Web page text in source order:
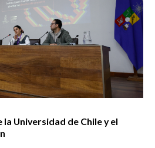
Universidad de Chile y el